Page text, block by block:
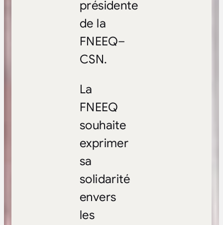
présidente
de la
FNEEQ–
CSN.
La
FNEEQ
souhaite
exprimer
sa
solidarité
envers
les